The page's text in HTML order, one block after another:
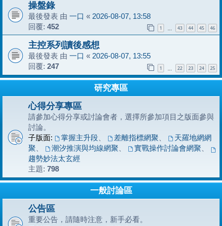
操盤錄
最後發表 由 一口 « 2026-08-07, 13:58
回覆: 452 1 … 43 44 45 46
主控系列讀後感想
最後發表 由 一口 « 2026-08-07, 13:55
回覆: 247 1 … 22 23 24 25
研究專區
心得分享專區
請參加心得分享或討論會者，選擇所參加項目之版面參與
討論。
子版面:
掌握主升段、 差離指標網聚
天羅地網網
聚
潮汐推演與均線網聚 實戰操作討論會網聚
趨勢妙法太玄經
主題: 798
一般討論區
公告區
重要公告，請隨時注意，新手必看。